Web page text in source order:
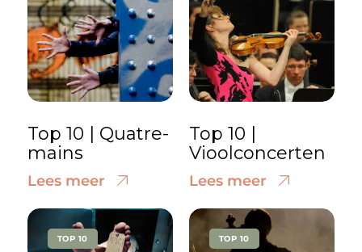
Top 10 | Quatre-
mains
Lees meer
Top 10 |
Vioolconcerten
Lees meer
TOP 10 TOP 10